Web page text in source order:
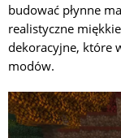
budować płynne
realistyczne
dekoracyjne, które
modów.